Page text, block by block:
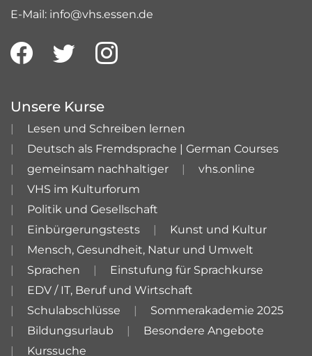
E-Mail: info@vhs.essen.de
Unsere Kurse
Lesen und Schreiben lernen
Deutsch als Fremdsprache | German Courses
gemeinsam nachhaltiger
vhs.online
VHS im Kulturforum
Politik und Gesellschaft
Einbürgerungstests
Kunst und Kultur
Mensch, Gesundheit, Natur und Umwelt
Sprachen
Einstufung für Sprachkurse
EDV / IT, Beruf und Wirtschaft
Schulabschlüsse
Sommerakademie 2025
Bildungsurlaub
Besondere Angebote
Kurssuche